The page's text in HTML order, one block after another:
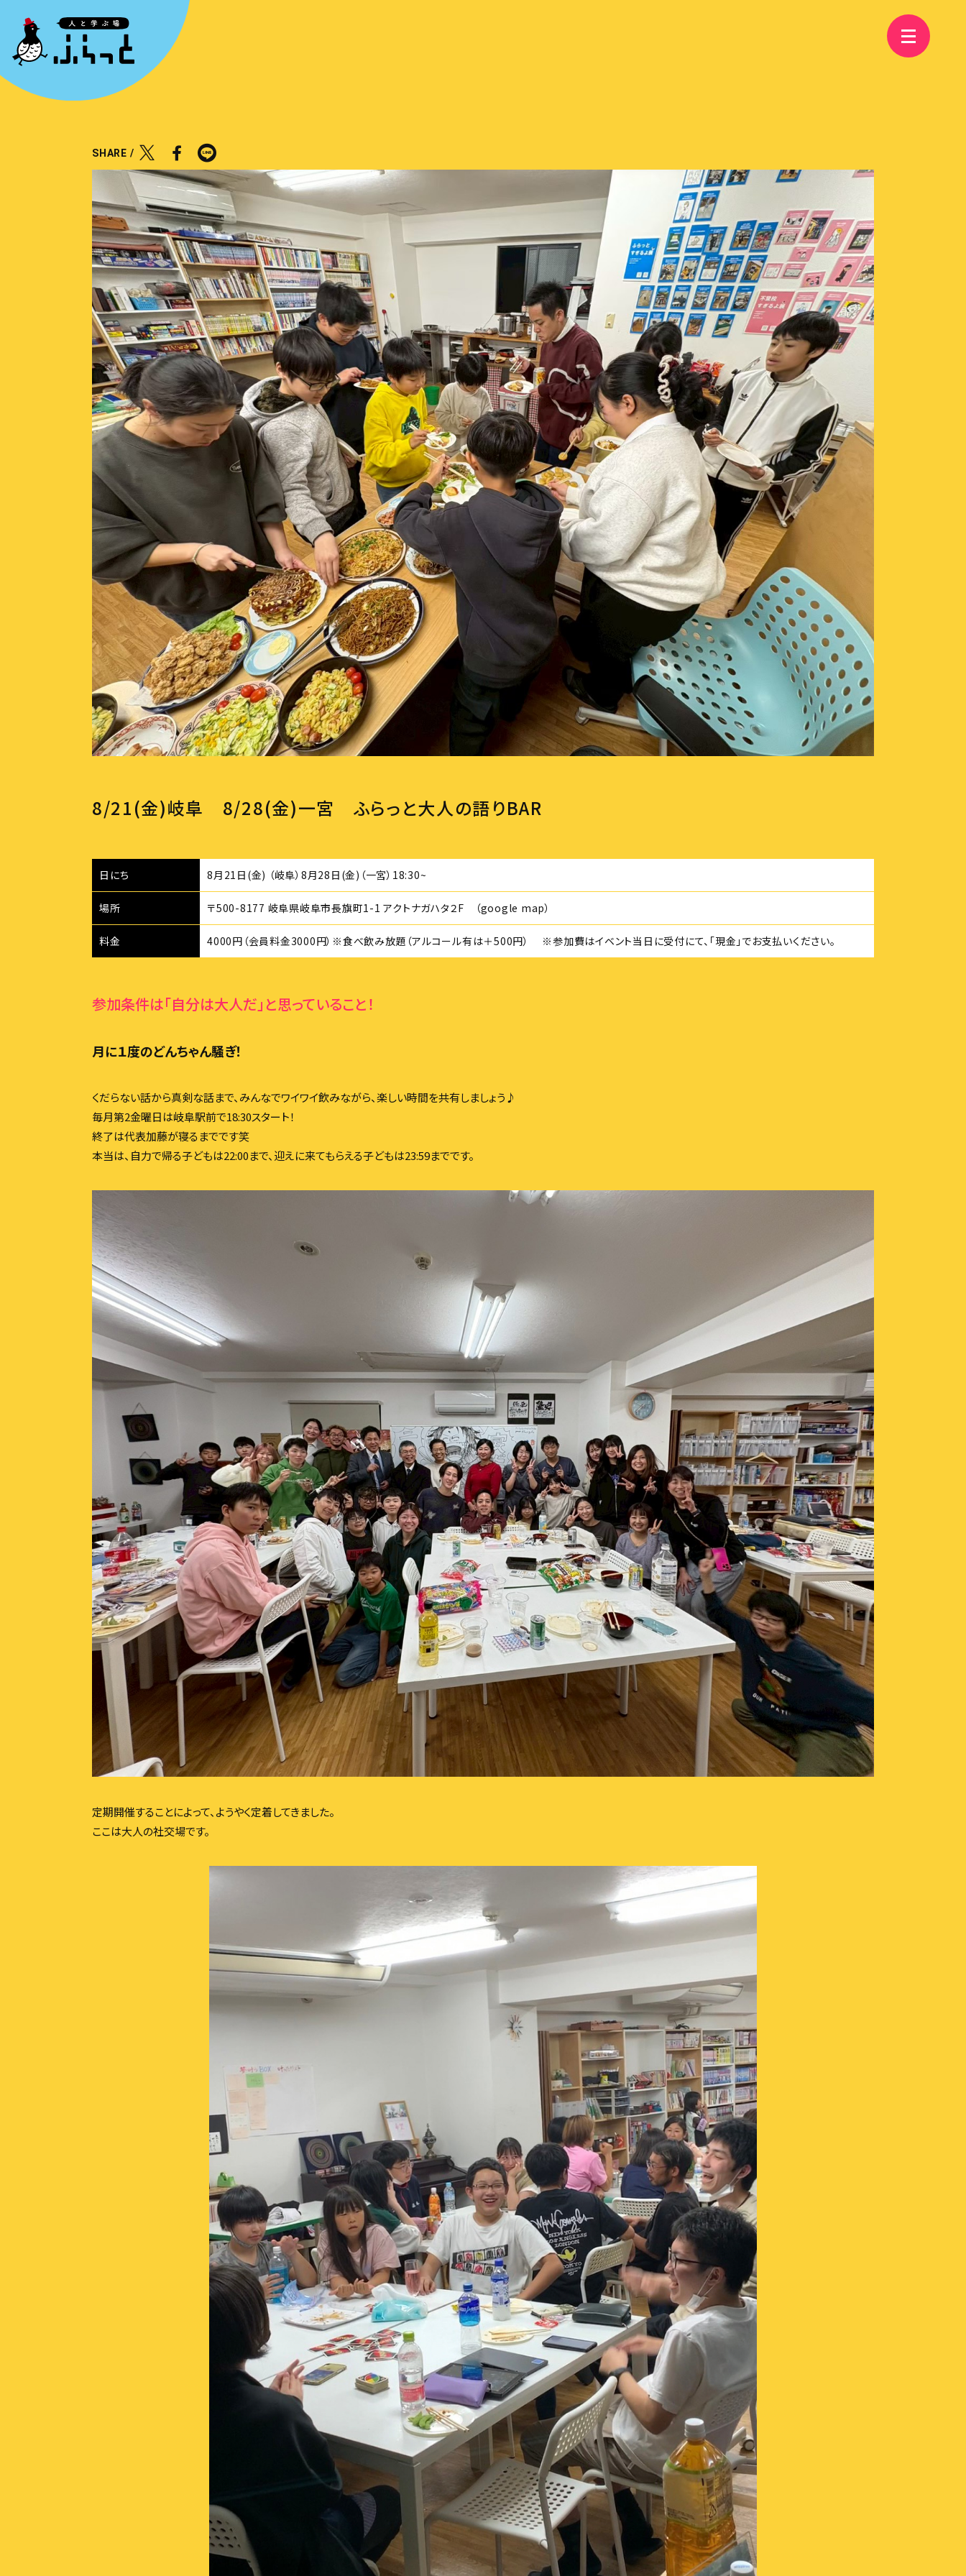
3分で分かるふらっと
精華学園高等学校 岐阜校
フリースクールふらっと
学び舎ふらっと
ふらっと横丁
視察受け入れ・研修、講演依頼
大人の語りBAR
ふらっとファンクラブ
ブログ
イベント
スタッフ
アクセス・会社概要
お問い合わせ
CONTACT
お問い合わせはこちら
SHARE /
8/21(金)岐阜 8/28(金)一宮 ふらっと大人の語りBAR
日にち 8月21日(金) （岐阜）8月28日(金)（一宮）18:30~
場所 〒500-8177 岐阜県岐阜市長旗町1-1 アクトナガハタ２F （google map）
料金 4000円（会員料金3000円）※食べ飲み放題（アルコール有は＋500円） ※参加費はイベント当日に受付にて、「現金」でお支払いください。
参加条件は「自分は大人だ」と思っていること！
月に１度のどんちゃん騒ぎ！
くだらない話から真剣な話まで、みんなでワイワイ飲みながら、楽しい時間を共有しましょう♪
毎月第2金曜日は岐阜駅前で18:30スタート！
終了は代表加藤が寝るまでです笑
本当は、自力で帰る子どもは22:00まで、迎えに来てもらえる子どもは23:59までです。
定期開催することによって、ようやく定着してきました。
ここは大人の社交場です。